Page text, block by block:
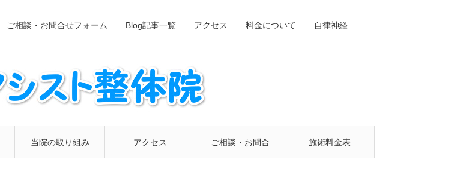
当院の取り組み アクセス ご相談・お問合 施術料金表
ご相談・お問合せフォーム Blog記事一覧 アクセス 料金について
自律神経